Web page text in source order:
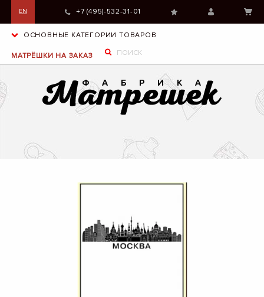
EN +7 (495)-532-31-01
ОСНОВНЫЕ КАТЕГОРИИ ТОВАРОВ
МАТРЁШКИ НА ЗАКАЗ